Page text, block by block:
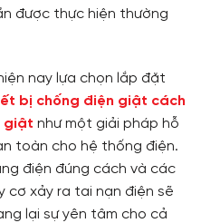
được thực hiện thường
nay lựa chọn lắp đặt
bị chống điện giật cách
giật như một giải pháp hỗ
toàn cho hệ thống điện.
điện đúng cách và các
cơ xảy ra tai nạn điện sẽ
lại sự yên tâm cho cả